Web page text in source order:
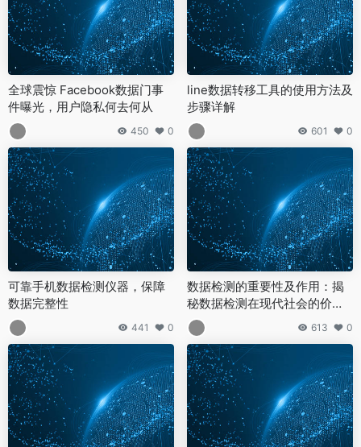
全球震惊 Facebook数据门事
件曝光，用户隐私何去何从
450 0
line数据转移工具的使用方法及
步骤详解
601 0
可靠手机数据检测仪器，保障
数据完整性
441 0
数据检测的重要性及作用：揭
秘数据检测在现代社会的价值
和意义
613 0